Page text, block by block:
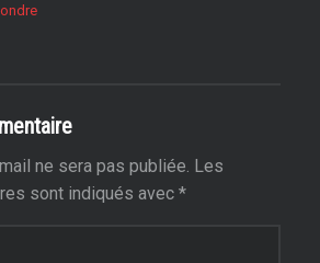
ne sera pas publiée. Les
sont indiqués avec *